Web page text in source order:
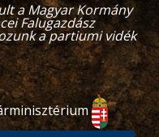
a Magyar Kormány
Falugazdász
a partiumi vidék